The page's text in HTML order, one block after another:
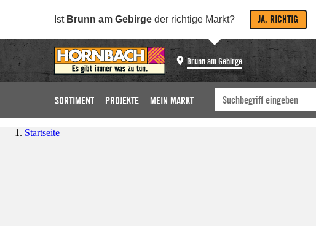
Ist Brunn am Gebirge der richtige Markt? JA, RICHTIG
Brunn am Gebirge
SORTIMENT PROJEKTE MEIN MARKT
Startseite